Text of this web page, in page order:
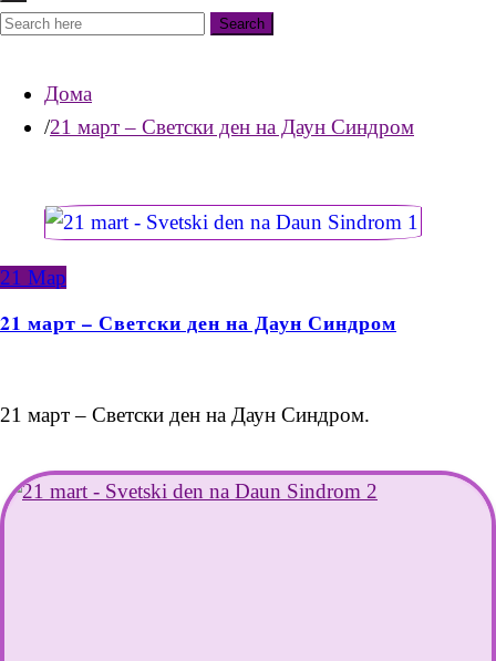
Search
Дома
21 март – Светски ден на Даун Синдром
21 Мар
21 март – Светски ден на Даун Синдром
21 март – Светски ден на Даун Синдром.